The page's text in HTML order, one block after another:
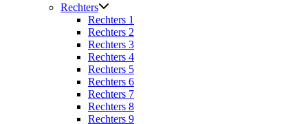
Rechters
Rechters 1
Rechters 2
Rechters 3
Rechters 4
Rechters 5
Rechters 6
Rechters 7
Rechters 8
Rechters 9